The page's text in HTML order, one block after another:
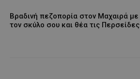
Βραδινή πεζοπορία στον Μαχαιρά με
τον σκύλο σου και θέα τις Περσείδες